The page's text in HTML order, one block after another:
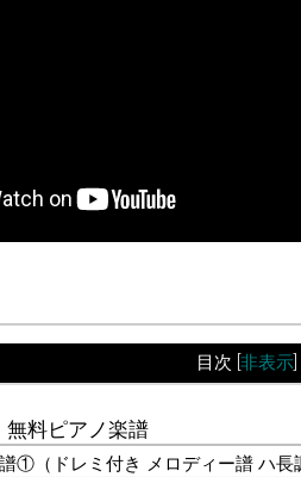
目次 非表示]
料ピアノ楽譜
①（ドレミ付き メロディー譜 ハ長